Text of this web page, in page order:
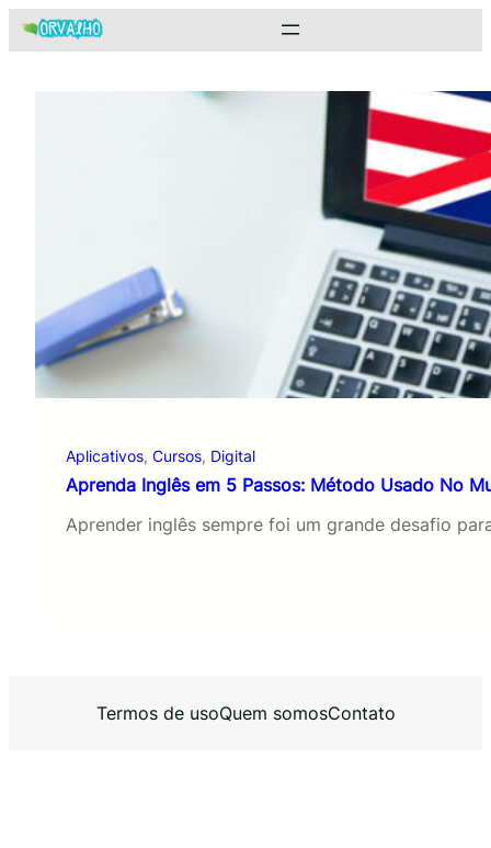
Pular
para
Aplicativos, Cursos, Digital
Aprenda Inglês em 5 Passos: Método Usado No
Aprender inglês sempre foi um grande desafio
Termos de usoQuem somosContato